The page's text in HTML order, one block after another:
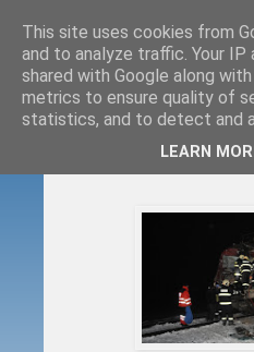
2013. 01. 24.
Hókotróval
This site uses cookies from
and to analyze traffic. Your IP
shared with Google along
metrics to ensure quality of
statistics, and to detect and
LEARN